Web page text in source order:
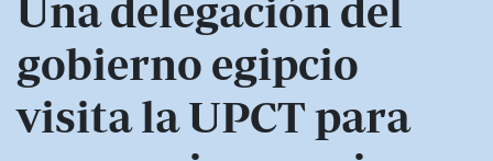
Una delegación del
gobierno egipcio
visita la UPCT para